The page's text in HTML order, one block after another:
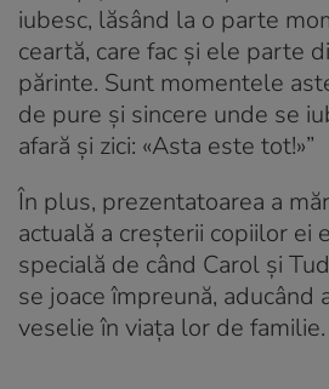
iubesc, lăsând la o parte
ceartă, care fac și ele parte
părinte. Sunt momentele
de pure și sincere unde se
afară și zici: «Asta este tot!»”
În plus, prezentatoarea a
actuală a creșterii copiilor ei
specială de când Carol și
se joace împreună, aducând
veselie în viața lor de familie.